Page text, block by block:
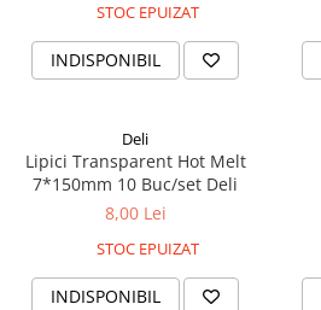
Foarfece
Hârtie / Produse din hârtie
Agende
Bloc Notes
Carton Color
Cuburi din Hârtie / Notițe Adezive
Etichete Autocolante
STOC EPUIZAT
INDISPONIBIL
Deli
Lipici Transparent Hot Melt
7*150mm 10 Buc/set Deli
8,00 Lei
STOC EPUIZAT
INDISPONIBIL